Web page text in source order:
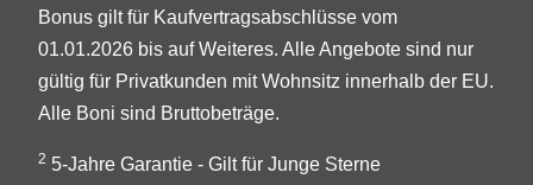
Bonus gilt für Kaufvertragsabschlüsse vom
01.01.2026 bis auf Weiteres. Alle Angebote sind nur
gültig für Privatkunden mit Wohnsitz innerhalb der EU.
Alle Boni sind Bruttobeträge.
2 5-Jahre Garantie - Gilt für Junge Sterne